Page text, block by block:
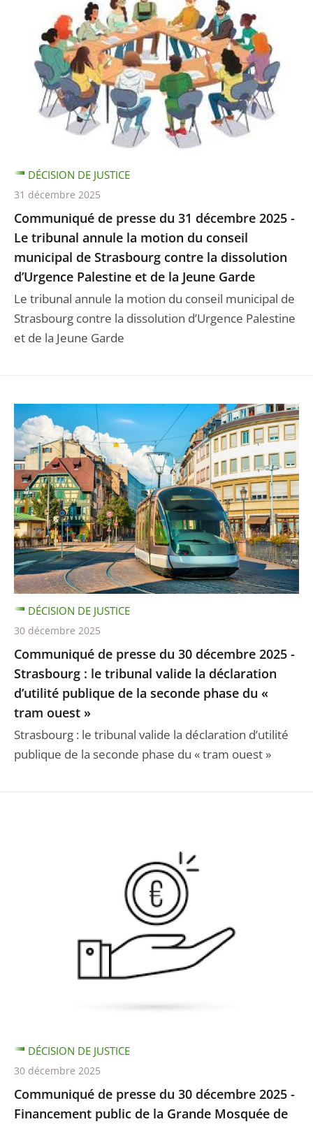
Communiqué de presse du 31 décembre 2025 -
Le tribunal annule la motion du conseil
municipal de Strasbourg contre la dissolution
d’Urgence Palestine et de la Jeune Garde
Le tribunal annule la motion du conseil municipal de
Strasbourg contre la dissolution d’Urgence Palestine
et de la Jeune Garde
DÉCISION DE JUSTICE
31 décembre 2025
Communiqué de presse du 30 décembre 2025 -
Strasbourg : le tribunal valide la déclaration
d’utilité publique de la seconde phase du «
tram ouest »
Strasbourg : le tribunal valide la déclaration d’utilité
publique de la seconde phase du « tram ouest »
DÉCISION DE JUSTICE
30 décembre 2025
Communiqué de presse du 30 décembre 2025 -
Financement public de la Grande Mosquée de
DÉCISION DE JUSTICE
30 décembre 2025